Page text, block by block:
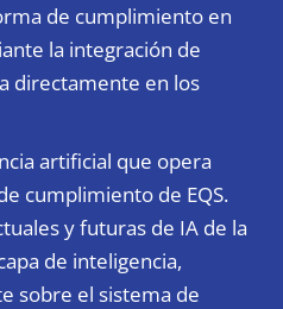
de cumplimiento en
la integración de
directamente en los
artificial que opera
cumplimiento de EQS.
y futuras de IA de la
de inteligencia,
sobre el sistema de